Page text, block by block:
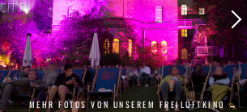
MEHR FOTOS VON UNSEREM FREILUFTKINO →